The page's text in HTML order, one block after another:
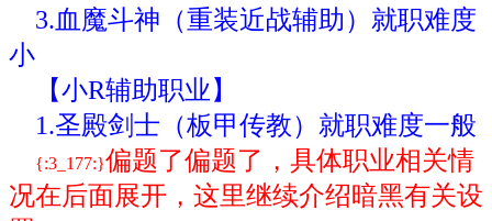
3.血魔斗神（重装近战辅助）就职难度
小
【小R辅助职业】
1.圣殿剑士（板甲传教）就职难度一般
{:3_177:}偏题了偏题了，具体职业相关情
况在后面展开，这里继续介绍暗黑有关设